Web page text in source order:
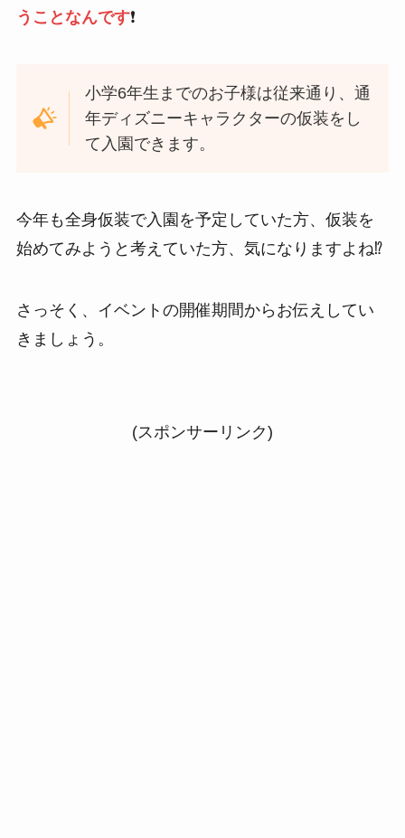
うことなんです❗️
小学6年生までのお子様は従来通り、通
年ディズニーキャラクターの仮装をし
て入園できます。
今年も全身仮装で入園を予定していた方、仮装を
始めてみようと考えていた方、気になりますよね⁉️
さっそく、イベントの開催期間からお伝えしてい
きましょう。
(スポンサーリンク)